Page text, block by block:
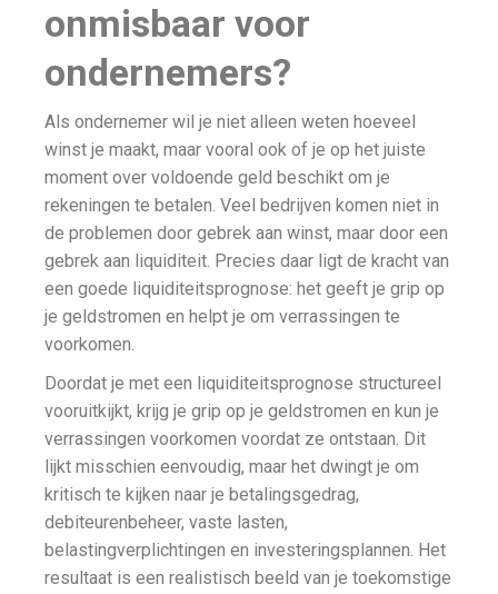
onmisbaar voor
ondernemers?
Als ondernemer wil je niet alleen weten hoeveel
winst je maakt, maar vooral ook of je op het juiste
moment over voldoende geld beschikt om je
rekeningen te betalen. Veel bedrijven komen niet in
de problemen door gebrek aan winst, maar door een
gebrek aan liquiditeit. Precies daar ligt de kracht van
een goede liquiditeitsprognose: het geeft je grip op
je geldstromen en helpt je om verrassingen te
voorkomen.
Doordat je met een liquiditeitsprognose structureel
vooruitkijkt, krijg je grip op je geldstromen en kun je
verrassingen voorkomen voordat ze ontstaan. Dit
lijkt misschien eenvoudig, maar het dwingt je om
kritisch te kijken naar je betalingsgedrag,
debiteurenbeheer, vaste lasten,
belastingverplichtingen en investeringsplannen. Het
resultaat is een realistisch beeld van je toekomstige